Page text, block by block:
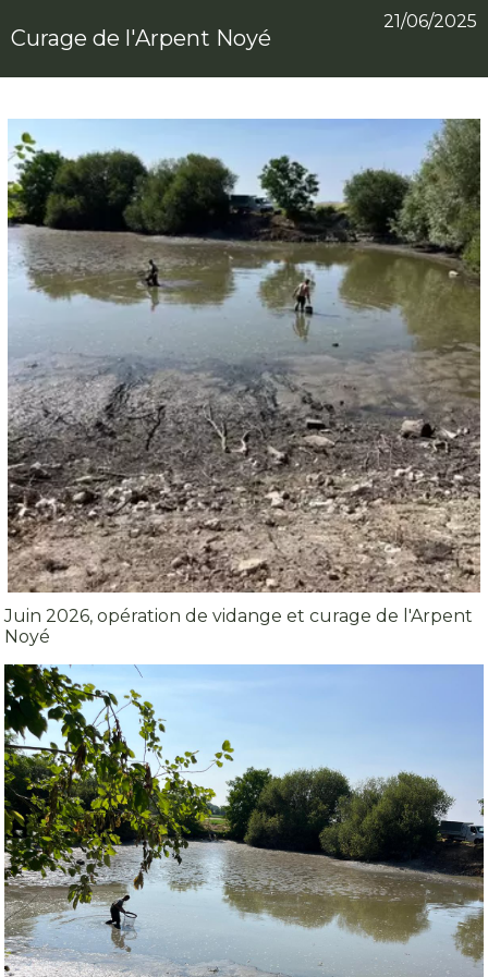
Curage de l'Arpent Noyé
21/06/2025
Juin 2026, opération de vidange et curage de l'Arpent
Noyé